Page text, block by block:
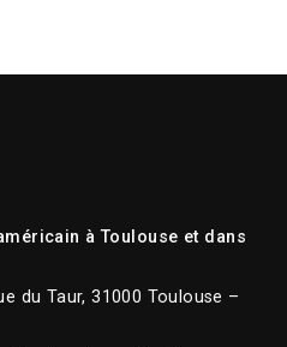
à Toulouse et dans
du Taur, 31000 Toulouse –